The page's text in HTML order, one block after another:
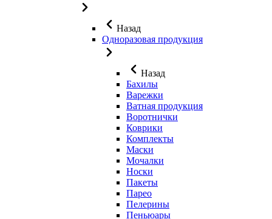
Назад
Одноразовая продукция
Назад
Бахилы
Варежки
Ватная продукция
Воротнички
Коврики
Комплекты
Маски
Мочалки
Носки
Пакеты
Парео
Пелерины
Пеньюары